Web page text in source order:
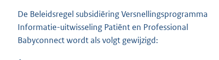
De Beleidsregel subsidiëring Versnellingsprogramma
Informatie-uitwisseling Patiënt en Professional
Babyconnect wordt als volgt gewijzigd: